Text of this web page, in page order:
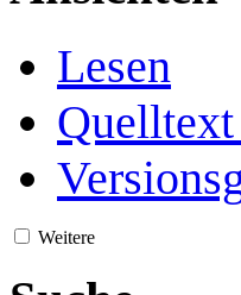
Lesen
Weitere